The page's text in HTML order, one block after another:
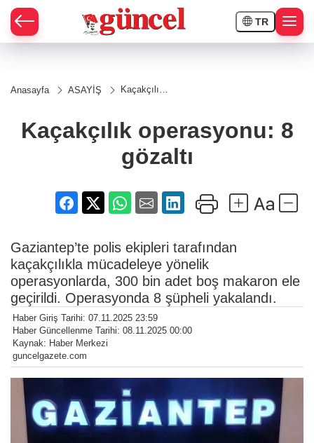
TR
Anasayfa ASAYİŞ
Kaçakçılık
Kaçakçılık operasyonu: 8
gözaltı
Gaziantep’te polis ekipleri tarafından
kaçakçılıkla mücadeleye yönelik
operasyonlarda, 300 bin adet boş makaron ele
geçirildi. Operasyonda 8 şüpheli yakalandı.
Haber Giriş Tarihi: 07.11.2025 23:59
Haber Güncellenme Tarihi: 08.11.2025 00:00
Kaynak: Haber Merkezi
guncelgazete.com